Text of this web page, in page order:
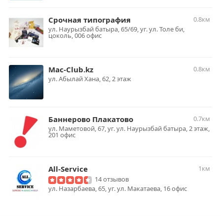
Срочная типография
0.8км
ул. Наурызбай батыра, 65/69, уг. ул. Толе би,
цоколь, 006 офис
Mac-Club.kz
0.8км
ул. Абылай Хана, 62, 2 этаж
Баннерово Плакатово
0.7км
ул. Маметовой, 67, уг. ул. Наурызбай батыра, 2 этаж,
201 офис
All-Service
1км
14 отзывов
ул. Назарбаева, 65, уг. ул. Макатаева, 16 офис